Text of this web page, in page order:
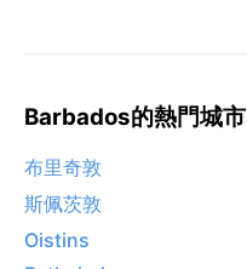
Barbados的熱門城市
布里奇敦
斯佩茨敦
Oistins